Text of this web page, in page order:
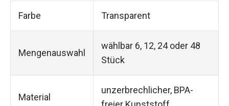
Farbe Transparent
Mengenauswahl
wählbar 6, 12, 24 oder 48
Stück
Material
unzerbrechlicher, BPA-